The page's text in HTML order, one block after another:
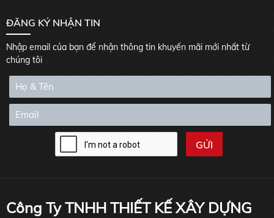
ĐĂNG KÝ NHẬN TIN
Nhập email của bạn để nhận thông tin khuyến mãi mới nhất từ
chúng tôi
Công Ty TNHH THIẾT KẾ XÂY DỰNG